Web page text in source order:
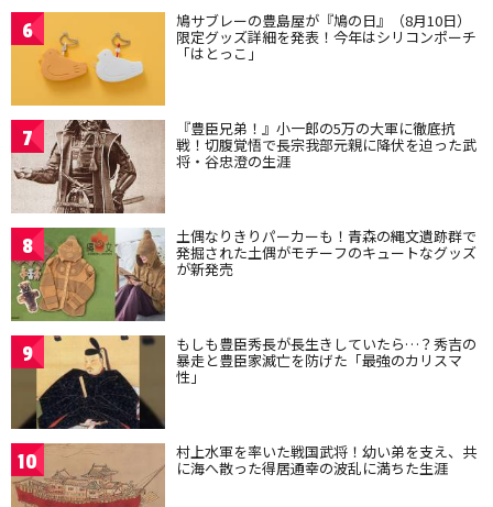
6 鳩サブレーの豊島屋が『鳩の日』（8月10日）
限定グッズ詳細を発表！今年はシリコンポーチ
「はとっこ」
7 『豊臣兄弟！』小一郎の5万の大軍に徹底抗
戦！切腹覚悟で長宗我部元親に降伏を迫った武
将・谷忠澄の生涯
8 土偶なりきりパーカーも！青森の縄文遺跡群で
発掘された土偶がモチーフのキュートなグッズ
が新発売
9 もしも豊臣秀長が長生きしていたら…？秀吉の
暴走と豊臣家滅亡を防げた「最強のカリスマ
性」
10 村上水軍を率いた戦国武将！幼い弟を支え、共
に海へ散った得居通幸の波乱に満ちた生涯